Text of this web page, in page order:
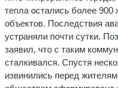
тепла остались более
объектов. Последствия
устраняли почти сутки.
заявил, что с таким
сталкивался. Спустя
извинились перед